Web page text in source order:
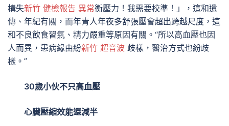
構失新竹 健檢報告 異常衡壓力！我需要校準！」，這和遺
傳、年紀有關，而年青人年夜多舒張壓會超出跨越尺度，這
和不良飲食習氣、精力嚴重等原因有關。“所以高血壓也因
人而異，患病緣由紛新竹 超音波 歧樣，醫治方式也紛歧
樣。”
30歲小伙不只高血壓
心臟壓縮效能還減半